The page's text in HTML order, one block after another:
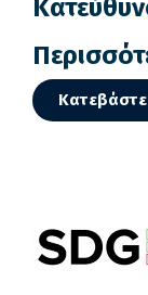
Κατεβάστε